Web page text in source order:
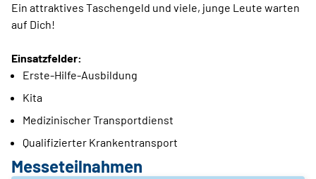
Ein attraktives Taschengeld und viele, junge Leute warten
auf Dich!
Einsatzfelder:
Erste-Hilfe-Ausbildung
Kita
Medizinischer Transportdienst
Qualifizierter Krankentransport
Messeteilnahmen